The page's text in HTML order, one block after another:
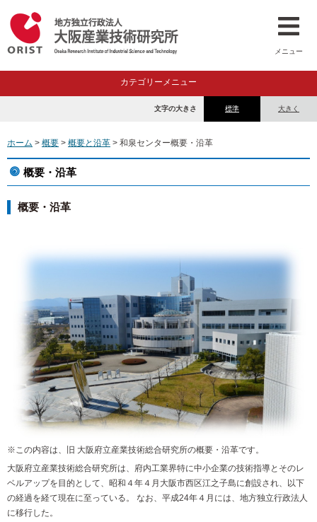
メニュー
カテゴリーメニュー
標準 大きく
文字の大きさ
ホーム > 概要 > 概要と沿革 > 和泉センター概要・沿革
概要・沿革
概要・沿革
※この内容は、旧 大阪府立産業技術総合研究所の概要・沿革です。
大阪府立産業技術総合研究所は、府内工業界特に中小企業の技術指導とそのレ
ベルアップを目的として、昭和４年４月大阪市西区江之子島に創設され、以下
の経過を経て現在に至っている。 なお、平成24年４月には、地方独立行政法人
に移行した。